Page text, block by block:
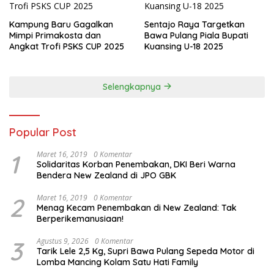
Kampung Baru Gagalkan
Mimpi Primakosta dan
Angkat Trofi PSKS CUP 2025
Sentajo Raya Targetkan
Bawa Pulang Piala Bupati
Kuansing U-18 2025
Selengkapnya
Popular Post
1 Maret 16, 2019 0 Komentar
Solidaritas Korban Penembakan, DKI Beri Warna
Bendera New Zealand di JPO GBK
2 Maret 16, 2019 0 Komentar
Menag Kecam Penembakan di New Zealand: Tak
Berperikemanusiaan!
3 Agustus 9, 2026 0 Komentar
Tarik Lele 2,5 Kg, Supri Bawa Pulang Sepeda Motor di
Lomba Mancing Kolam Satu Hati Family